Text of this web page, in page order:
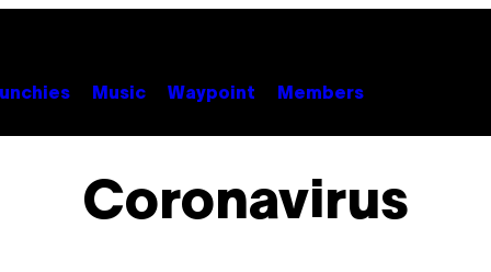
Music Waypoint Members
Coronavirus